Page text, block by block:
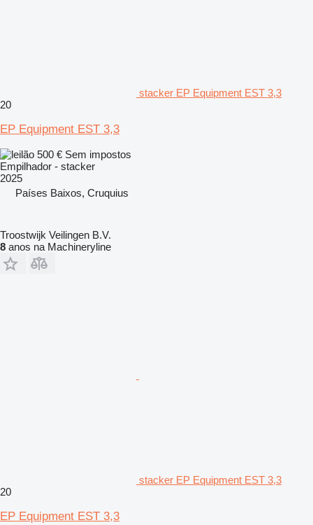
stacker EP Equipment EST 3,3
20
EP Equipment EST 3,3
500 € Sem impostos
Empilhador - stacker
2025
Países Baixos, Cruquius
Troostwijk Veilingen B.V.
8 anos na Machineryline
stacker EP Equipment EST 3,3
20
EP Equipment EST 3,3